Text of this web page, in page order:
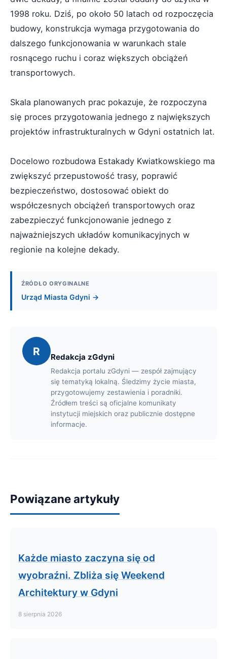
1998 roku. Dziś, po około 50 latach od rozpoczęcia
budowy, konstrukcja wymaga przygotowania do
dalszego funkcjonowania w warunkach stale
rosnącego ruchu i coraz większych obciążeń
transportowych.
Skala planowanych prac pokazuje, że rozpoczyna
się proces przygotowania jednego z największych
projektów infrastrukturalnych w Gdyni ostatnich lat.
Docelowo rozbudowa Estakady Kwiatkowskiego ma
zwiększyć przepustowość trasy, poprawić
bezpieczeństwo, dostosować obiekt do
współczesnych obciążeń transportowych oraz
zabezpieczyć funkcjonowanie jednego z
najważniejszych układów komunikacyjnych w
regionie na kolejne dekady.
ŹRÓDŁO ORYGINALNE
Urząd Miasta Gdyni →
R Redakcja zGdyni
Redakcja portalu zGdyni — zespół zajmujący
się tematyką lokalną. Śledzimy życie miasta,
przygotowujemy zestawienia i poradniki.
Źródłem treści są oficjalne komunikaty
instytucji miejskich oraz publicznie dostępne
informacje.
Powiązane artykuły
Każde miasto zaczyna się od
wyobraźni. Zbliża się Weekend
Architektury w Gdyni
8 sierpnia 2026